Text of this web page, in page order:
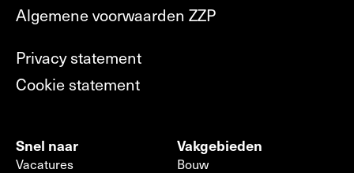
Algemene voorwaarden ZZP
Privacy statement
Cookie statement
Snel naar
Vacatures
Vakgebieden
Bouw